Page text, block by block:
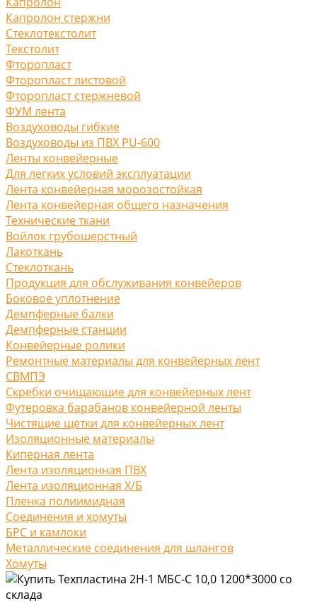
Капролон стержни
Стеклотекстолит
Текстолит
Фторопласт
Фторопласт листовой
Фторопласт стержневой
ФУМ лента
Воздуховоды гибкие
Воздуховоды из ПВХ PU-600
Ленты конвейерные
Для легких условий эксплуатации
Лента конвейерная морозостойкая
Лента конвейерная общего назначения
Технические ткани
Войлок грубошерстный
Лакоткань
Стеклоткань
Продукция для обслуживания конвейеров
Боковое уплотнение
Демпферные балки
Демпферные станции
Конвейерные ролики
Ремонтные материалы для конвейерных лент
СВМПЭ
Скребки очищающие для конвейерных лент
Футеровка барабанов конвейерной ленты
Чистящие щетки для конвейерных лент
Изоляционные материалы
Киперная лента
Лента изоляционная ПВХ
Лента изоляционная Х/Б
Пленка полиимидная
Соединения и хомуты
БРС и камлоки
Металлические соединения для шлангов
Хомуты